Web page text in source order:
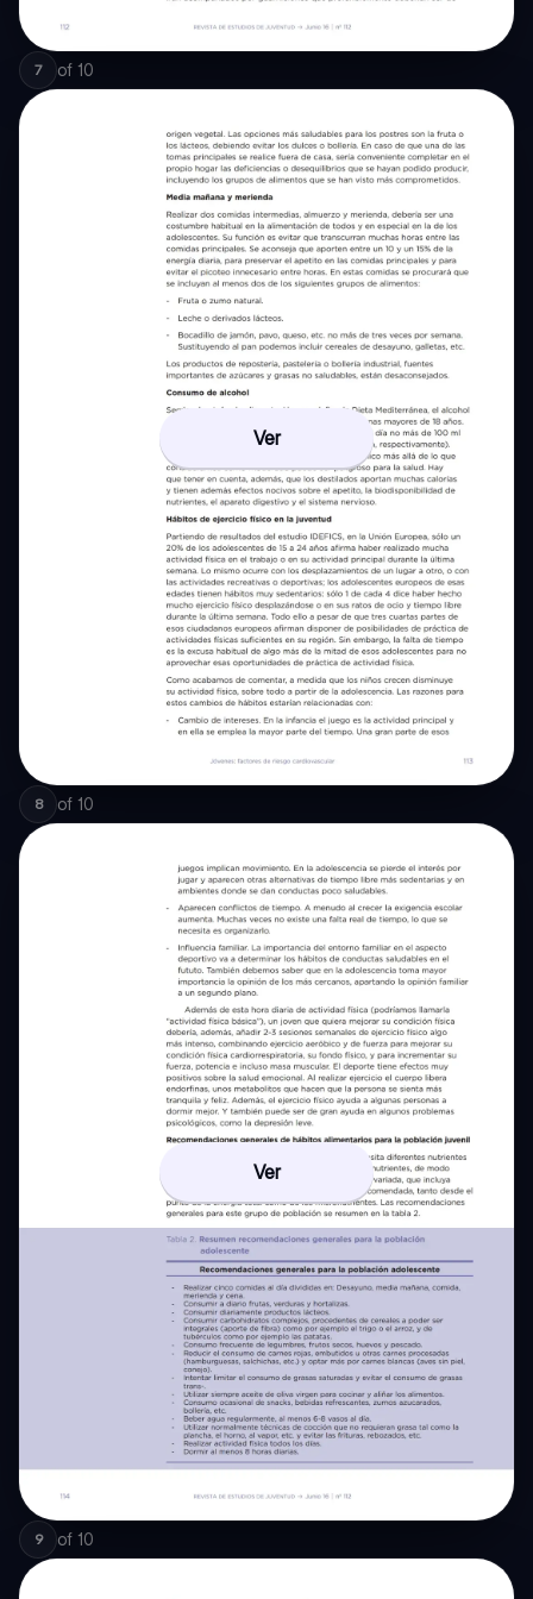
7 of 10
Ver
8 of 10
Ver
9 of 10